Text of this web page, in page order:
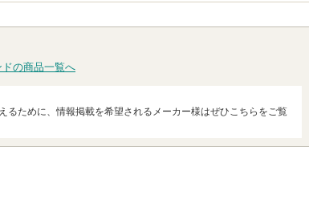
の商品一覧へ
るために、情報掲載を希望されるメーカー様はぜひこちらをご覧